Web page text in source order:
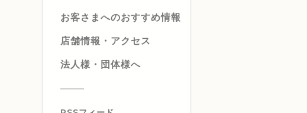
お客さまへのおすすめ情報
店舗情報・アクセス
法人様・団体様へ